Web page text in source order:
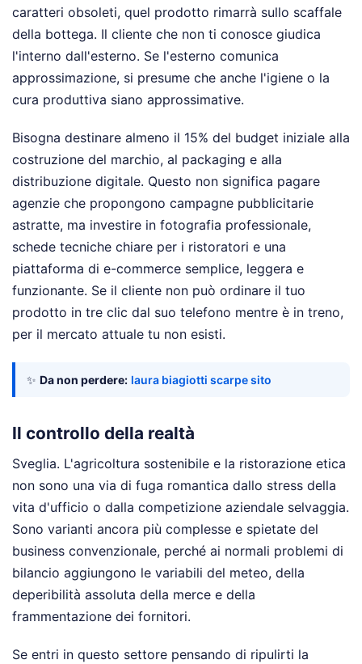
caratteri obsoleti, quel prodotto rimarrà sullo scaffale
della bottega. Il cliente che non ti conosce giudica
l'interno dall'esterno. Se l'esterno comunica
approssimazione, si presume che anche l'igiene o la
cura produttiva siano approssimative.
Bisogna destinare almeno il 15% del budget iniziale alla
costruzione del marchio, al packaging e alla
distribuzione digitale. Questo non significa pagare
agenzie che propongono campagne pubblicitarie
astratte, ma investire in fotografia professionale,
schede tecniche chiare per i ristoratori e una
piattaforma di e-commerce semplice, leggera e
funzionante. Se il cliente non può ordinare il tuo
prodotto in tre clic dal suo telefono mentre è in treno,
per il mercato attuale tu non esisti.
✨ Da non perdere: laura biagiotti scarpe sito
Il controllo della realtà
Sveglia. L'agricoltura sostenibile e la ristorazione etica
non sono una via di fuga romantica dallo stress della
vita d'ufficio o dalla competizione aziendale selvaggia.
Sono varianti ancora più complesse e spietate del
business convenzionale, perché ai normali problemi di
bilancio aggiungono le variabili del meteo, della
deperibilità assoluta della merce e della
frammentazione dei fornitori.
Se entri in questo settore pensando di ripulirti la